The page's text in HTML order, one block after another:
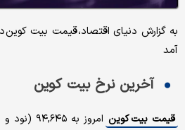
به گزارش دنیای اقتصاد، قیمت بیت کوین
آمد
آخرین نرخ بیت کوین
قیمت بیت کوین
امروز